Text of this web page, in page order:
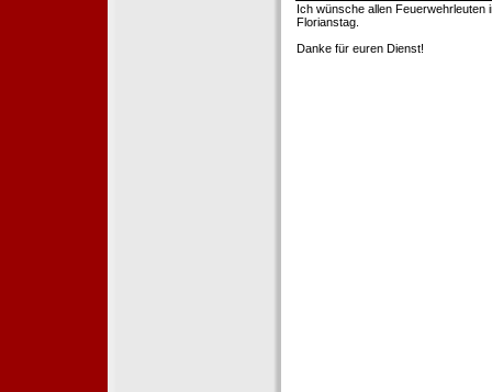
Ich wünsche allen Feuerwehrleuten
Florianstag.
Danke für euren Dienst!